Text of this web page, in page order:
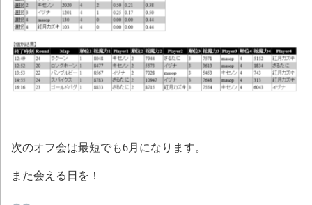
次のオフ会は最短でも6月になります。
また会える日を！